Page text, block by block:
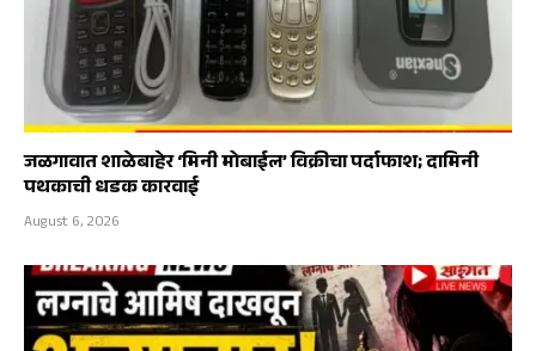
जळगावात शाळेबाहेर ‘मिनी मोबाईल’ विक्रीचा पर्दाफाश; दामिनी
पथकाची धडक कारवाई
August 6, 2026